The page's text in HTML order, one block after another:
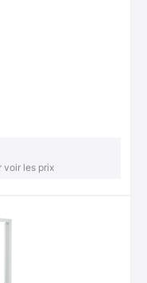
voir les prix